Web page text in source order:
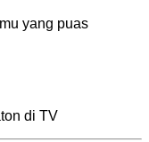
yang puas
di TV